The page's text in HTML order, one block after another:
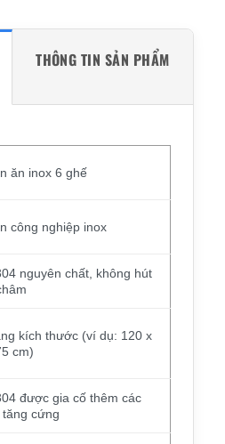
THÔNG TIN SẢN PHẨM
ăn inox 6 ghế
công nghiệp inox
nguyên chất, không hút
kích thước (ví dụ: 120 x
cm)
được gia cố thêm các
cứng